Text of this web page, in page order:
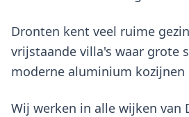
Dronten kent veel ruime
vrijstaande villa's waar grote
moderne aluminium kozijnen
Wij werken in alle wijken van